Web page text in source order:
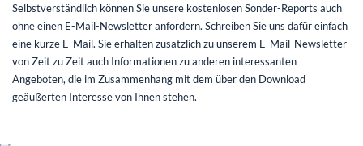
Selbstverständlich können Sie unsere kostenlosen Sonder-Reports auch
ohne einen E-Mail-Newsletter anfordern. Schreiben Sie uns dafür einfach
eine kurze E-Mail. Sie erhalten zusätzlich zu unserem E-Mail-Newsletter
von Zeit zu Zeit auch Informationen zu anderen interessanten
Angeboten, die im Zusammenhang mit dem über den Download
geäußerten Interesse von Ihnen stehen.